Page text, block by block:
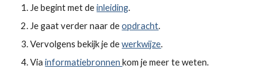
Je begint met deinleiding.
Je gaat verder naar deopdracht.
Vervolgens bekijk je dewerkwijze.
Viainformatiebronnenkom je meer te weten.